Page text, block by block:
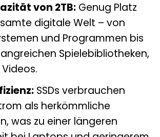
von 2TB:Genug Platz
digitale Welt – von
und Programmen bis
Spielebibliotheken,
SSDs verbrauchen
als herkömmliche
was zu einer längeren